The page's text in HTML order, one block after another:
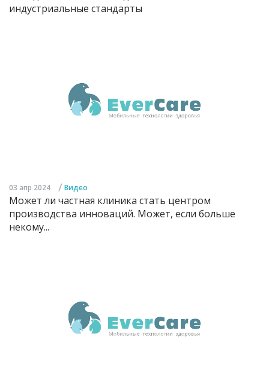
индустриальные стандарты
03 апр 2024 / Видео
Может ли частная клиника стать центром
производства инноваций. Может, если больше
некому...